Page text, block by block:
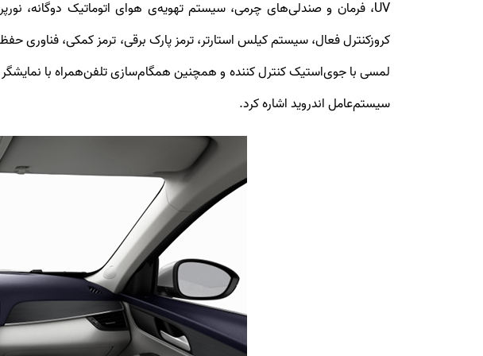
سیستم‌عامل اندروید اشاره کرد.